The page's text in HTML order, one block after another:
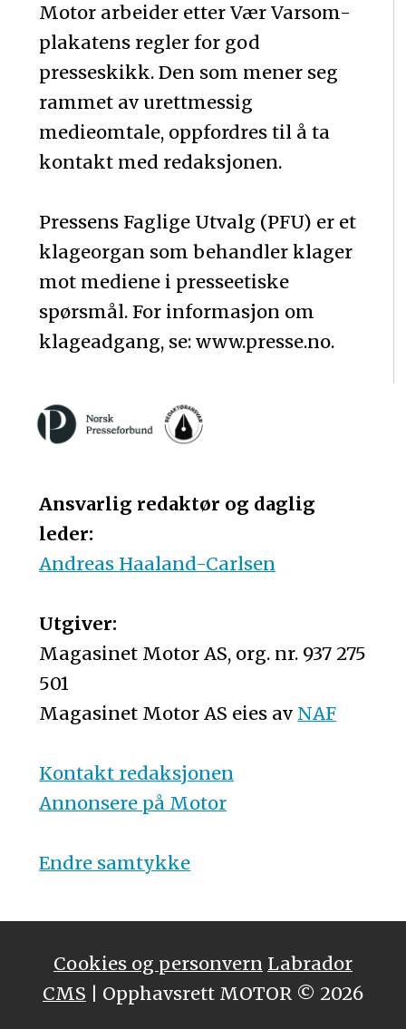
Motor arbeider etter Vær Varsom-
plakatens regler for god
presseskikk. Den som mener seg
rammet av urettmessig
medieomtale, oppfordres til å ta
kontakt med redaksjonen.
Pressens Faglige Utvalg (PFU) er et
klageorgan som behandler klager
mot mediene i presseetiske
spørsmål. For informasjon om
klageadgang, se: www.presse.no.
Ansvarlig redaktør og daglig
leder:
Andreas Haaland-Carlsen
Utgiver:
Magasinet Motor AS, org. nr. 937 275
501
Magasinet Motor AS eies av NAF
Kontakt redaksjonen
Annonsere på Motor
Endre samtykke
Cookies og personvern Labrador
CMS | Opphavsrett MOTOR © 2026